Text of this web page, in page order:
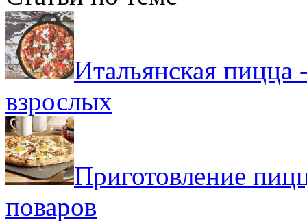
Итальянская
взрослых
Приготовление
поваров